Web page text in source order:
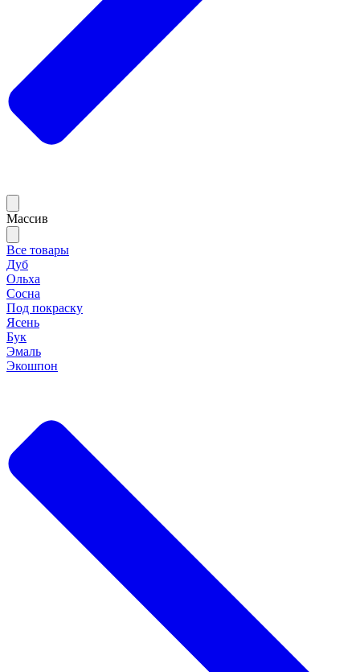
Массив
Все товары
Дуб
Ольха
Сосна
Под покраску
Ясень
Бук
Эмаль
Экошпон